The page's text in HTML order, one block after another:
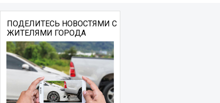
ПОДЕЛИТЕСЬ НОВОСТЯМИ С
ЖИТЕЛЯМИ ГОРОДА